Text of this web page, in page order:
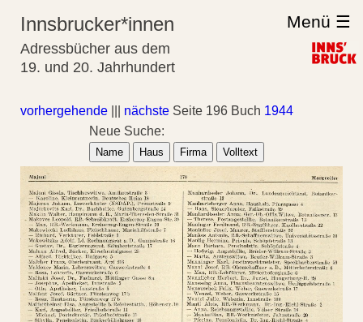
Innsbrucker*innen
Adressbücher aus dem
19. und 20. Jahrhundert
Menü ☰
vorhergehende nächste Seite 196 Buch 1944
Neue Suche:
Name Haus Firma Volltext